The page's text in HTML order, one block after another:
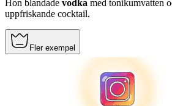
Hon blandade vodka med tonikumvatten
uppfriskande cocktail.
Fler exempel